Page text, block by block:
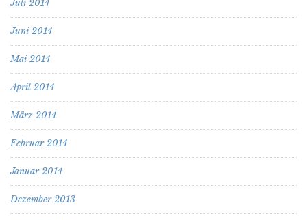
Juli 2014
Juni 2014
Mai 2014
April 2014
März 2014
Februar 2014
Januar 2014
Dezember 2013